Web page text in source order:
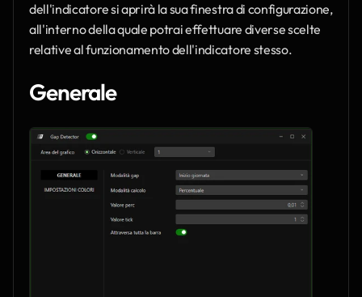
dell'indicatore si aprirà la sua finestra di configurazione,
all'interno della quale potrai effettuare diverse scelte
relative al funzionamento dell'indicatore stesso.
Generale